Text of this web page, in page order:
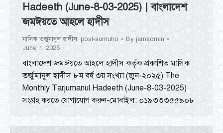
Hadeeth (June-8-03-2025) | বাংলাদেশ
জমঈয়তে আহলে হাদীস
মাসিক তর্জুমানুল হাদীস, post-sumuho Byjamadmin
June 1, 2025
বাংলাদেশ জমঈয়তে আহলে হাদীস কর্তৃক প্রকাশিত মাসিক
তর্জুমানুল হাদীস ৮ম বর্ষ ৩য় সংখ্যা (জুন-২০২৫) The
Monthly Tarjumanul Hadeeth (June-8-03-2025)
সংগ্রহ করতে যোগাযোগ করুন-মোবাইল: ০১৯৩৩৩৫৫৯০৮